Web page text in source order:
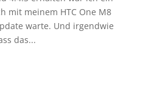
mit meinem HTC One M8
warte. Und irgendwie
das...